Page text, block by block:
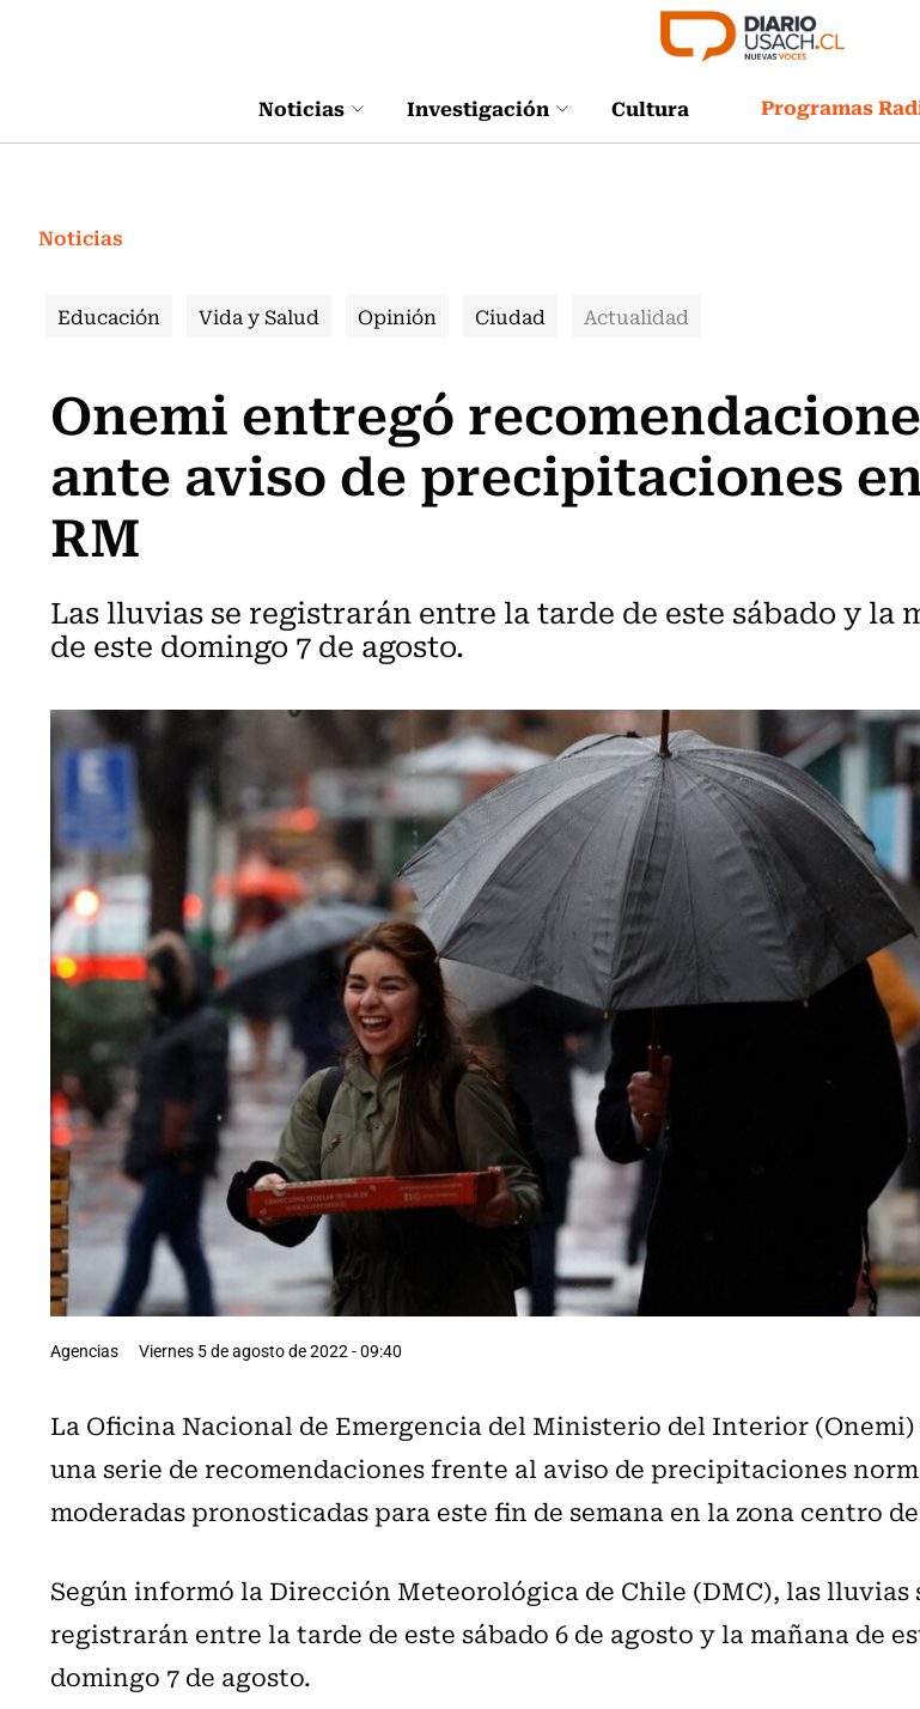
Noticias Investigación Cultura Programas
Noticias
Educación Vida y Salud Opinión Ciudad Actualidad
Onemi entregó
ante aviso de precipitaciones
RM
Las lluvias se registrarán entre la tarde de este sábado y la
de este domingo 7 de agosto.
Agencias Viernes 5 de agosto de 2022 - 09:40
La Oficina Nacional de Emergencia del Ministerio del Interior
una serie de recomendaciones frente al aviso de precipitaciones
moderadas pronosticadas para este fin de semana en la zona centro
Según informó la Dirección Meteorológica de Chile (DMC), las lluvias
registrarán entre la tarde de este sábado 6 de agosto y la mañana de
domingo 7 de agosto.